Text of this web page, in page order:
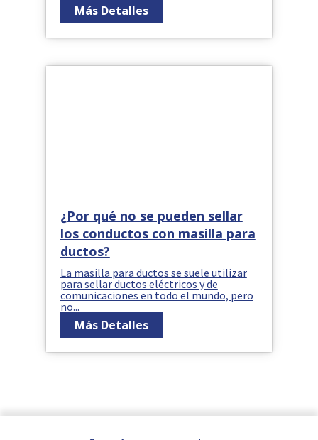
Más Detalles
¿Por qué no se pueden sellar
los conductos con masilla para
ductos?
La masilla para ductos se suele utilizar
para sellar ductos eléctricos y de
comunicaciones en todo el mundo, pero
no...
Más Detalles